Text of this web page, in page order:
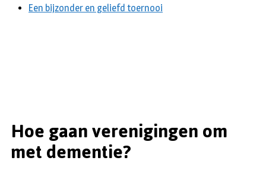
Een bijzonder en geliefd toernooi
Hoe gaan verenigingen om
met dementie?